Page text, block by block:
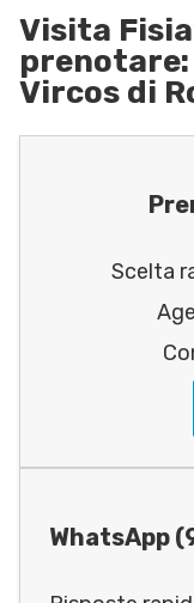
Visita
Vircos di
Scelta
WhatsApp